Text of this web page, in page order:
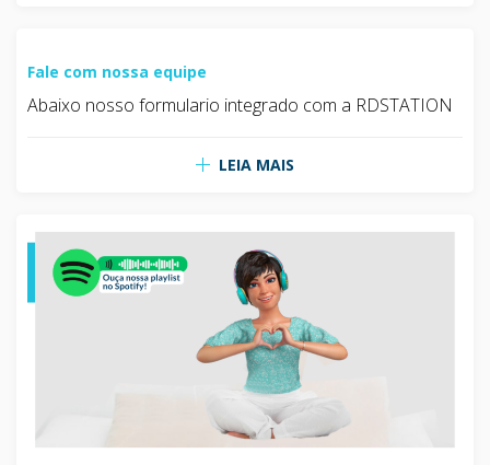
Fale com nossa equipe
Abaixo nosso formulario integrado com a RDSTATION
LEIA MAIS